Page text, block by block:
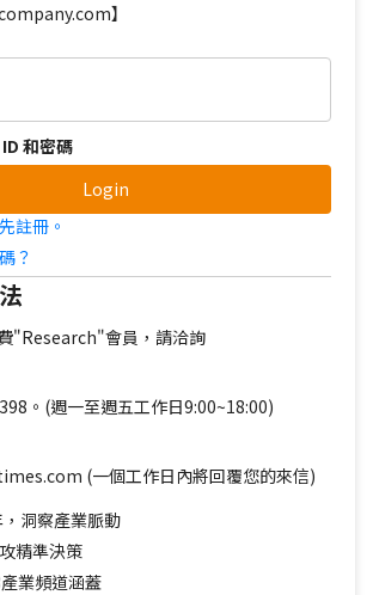
】
和密碼
Login
註冊。
？
"Research"會員，請洽詢
。(週一至週五工作日9:00~18:00)
(一個工作日內將回覆您的來信)
洞察產業脈動
精準決策
業頻道涵蓋